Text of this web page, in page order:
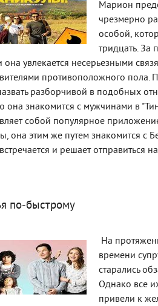
Марион
чрезмерно
особой,
тридцать. За
она увлекается несерьезными
противоположного пола.
разборчивой в подобных
она знакомится с мужчинами в
собой популярное
она этим же путем знакомится с
и решает отправиться
по-быстрому
На
времени
старались
Однако все
привели к